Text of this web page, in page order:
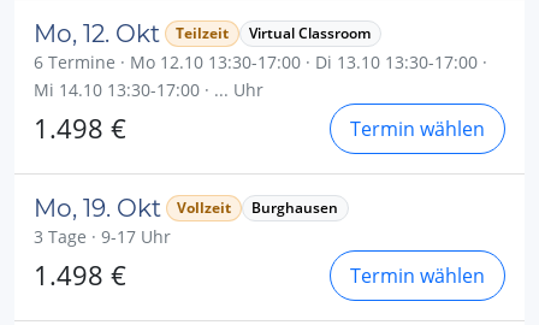
Mo, 12. Okt Teilzeit Virtual Classroom
6 Termine · Mo 12.10 13:30-17:00 · Di 13.10 13:30-17:00 ·
Mi 14.10 13:30-17:00 · ... Uhr
1.498 € Termin wählen
Mo, 19. Okt Vollzeit Burghausen
3 Tage · 9-17 Uhr
1.498 € Termin wählen